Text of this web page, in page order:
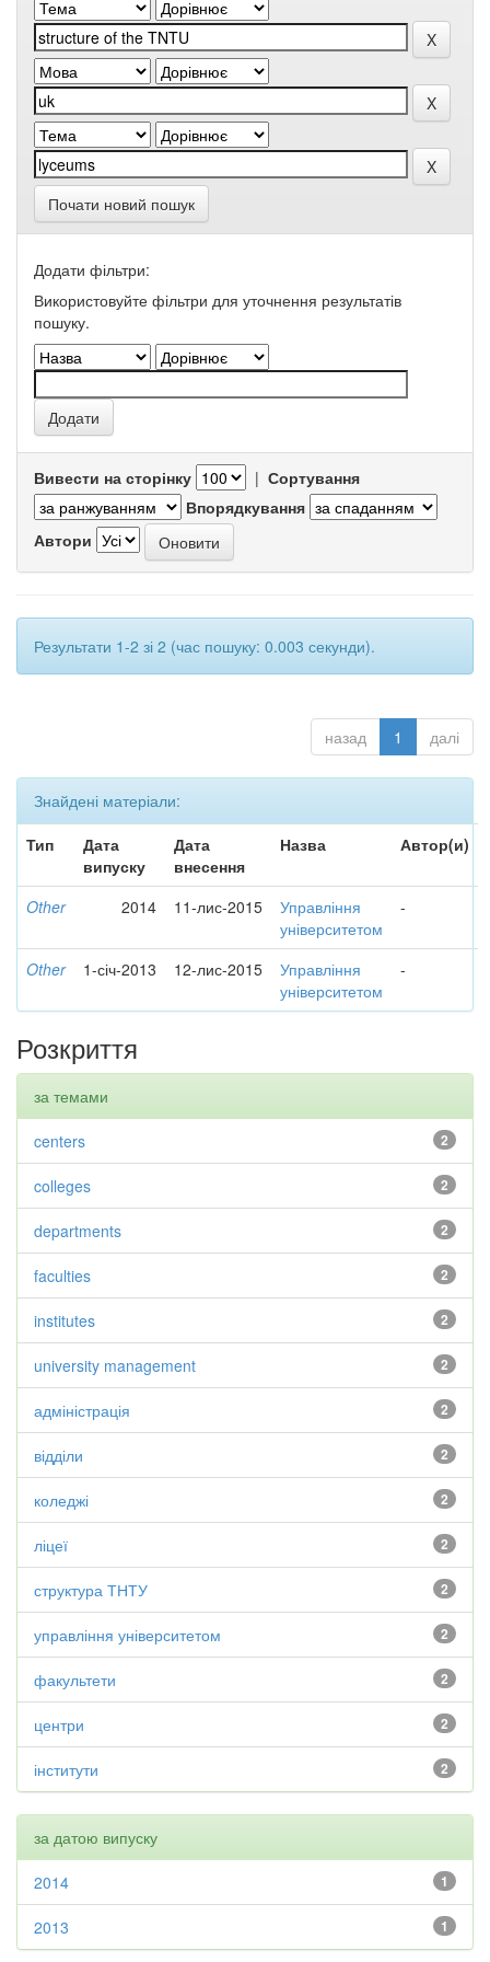
Почати новий пошук
Додати фільтри:
Використовуйте фільтри для уточнення результатів
пошуку.
Вивести на сторінку | Сортування
Впорядкування
Автори
Результати 1-2 зі 2 (час пошуку: 0.003 секунди).
назад 1 далі
Знайдені матеріали:
Тип
Дата
випуску
Дата
внесення
Назва Автор(и)
Other 2014 11-лис-2015
Управління
університетом
-
Other 1-січ-2013 12-лис-2015
Управління
університетом
-
Розкриття
за темами
2
centers
2
colleges
2
departments
2
faculties
2
institutes
2
university management
2
адміністрація
2
відділи
2
коледжі
2
ліцеї
2
структура ТНТУ
2
управління університетом
2
факультети
2
центри
2
інститути
за датою випуску
1
2014
1
2013